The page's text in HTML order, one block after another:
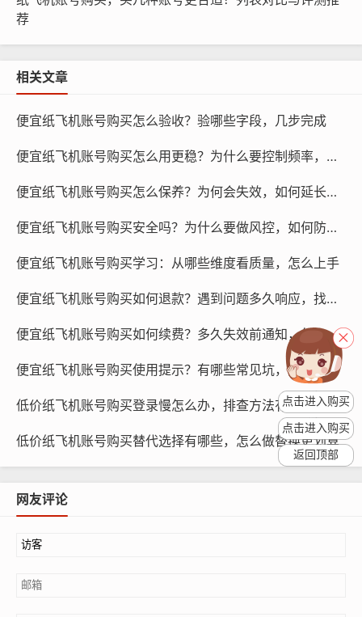
更换设备：当用户更换设备时，原有的纸飞机账号可能无
法在新设备上使用,购买新的纸飞机账号可以解决这一问
题。
以重新开始使用。
迁移准备的方法
号信息，包括联系人、聊天记录等。
纸飞机账号购买, 在线购买tg账号, 电报聊天账号购买,wdd
16888.com
注销旧账号：在购买新账号之前，注销旧账号,以避免账号
迁移联系人：将旧账号中的联系人迁移到新账号中,以便保
持社交网络的连续性。
新账号中,以便保留交流历史。
替代方案
荐
相关文章
便宜纸飞机账号购买怎么验收？验哪些字段，几步完成
便宜纸飞机账号购买怎么用更稳？为什么要控制频率，方法有哪些
便宜纸飞机账号购买怎么保养？为何会失效，如何延长有效期
便宜纸飞机账号购买安全吗？为什么要做风控，如何防封禁
便宜纸飞机账号购买学习：从哪些维度看质量，怎么上手
便宜纸飞机账号购买如何退款？遇到问题多久响应，找谁处理
便宜纸飞机账号购买如何续费？多久失效前通知，怎么操作
便宜纸飞机账号购买使用提示？有哪些常见坑，怎么绕开更省钱
低价纸飞机账号购买登录慢怎么办，排查方法有哪些
低价纸飞机账号购买替代选择有哪些，怎么做替换更划算
网友评论
点击进入购买
点击进入购买
返回顶部